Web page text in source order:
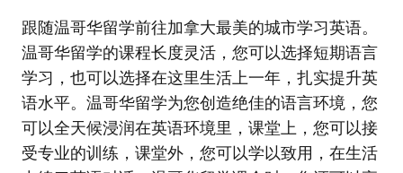
跟随温哥华留学前往加拿大最美的城市学习英语。
温哥华留学的课程长度灵活，您可以选择短期语言
学习，也可以选择在这里生活上一年，扎实提升英
语水平。温哥华留学为您创造绝佳的语言环境，您
可以全天候浸润在英语环境里，课堂上，您可以接
受专业的训练，课堂外，您可以学以致用，在生活